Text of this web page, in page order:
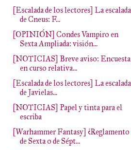
[Escalada de los lectores] La escalada
de Cneus: F...
[OPINIÓN] Condes Vampiro en
Sexta Ampliada: visión...
[NOTICIAS] Breve aviso: Encuesta
en curso relativa...
[Escalada de los lectores] La escalada
de Javielas...
[NOTICIAS] Papel y tinta para el
escriba
[Warhammer Fantasy] ¿Reglamento
de Sexta o de Sépt...